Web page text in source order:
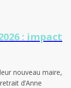
: impact
nouveau maire,
d’Anne